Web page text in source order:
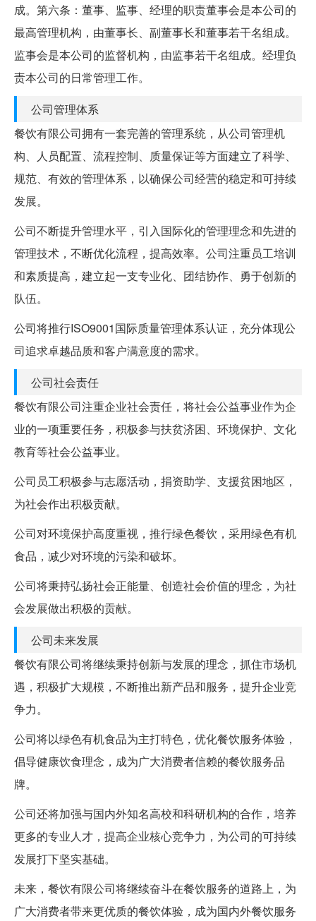
成。第六条：董事、监事、经理的职责董事会是本公司的
最高管理机构，由董事长、副董事长和董事若干名组成。
监事会是本公司的监督机构，由监事若干名组成。经理负
责本公司的日常管理工作。
公司管理体系
餐饮有限公司拥有一套完善的管理系统，从公司管理机
构、人员配置、流程控制、质量保证等方面建立了科学、
规范、有效的管理体系，以确保公司经营的稳定和可持续
发展。
公司不断提升管理水平，引入国际化的管理理念和先进的
管理技术，不断优化流程，提高效率。公司注重员工培训
和素质提高，建立起一支专业化、团结协作、勇于创新的
队伍。
公司将推行ISO9001国际质量管理体系认证，充分体现公
司追求卓越品质和客户满意度的需求。
公司社会责任
餐饮有限公司注重企业社会责任，将社会公益事业作为企
业的一项重要任务，积极参与扶贫济困、环境保护、文化
教育等社会公益事业。
公司员工积极参与志愿活动，捐资助学、支援贫困地区，
为社会作出积极贡献。
公司对环境保护高度重视，推行绿色餐饮，采用绿色有机
食品，减少对环境的污染和破坏。
公司将秉持弘扬社会正能量、创造社会价值的理念，为社
会发展做出积极的贡献。
公司未来发展
餐饮有限公司将继续秉持创新与发展的理念，抓住市场机
遇，积极扩大规模，不断推出新产品和服务，提升企业竞
争力。
公司将以绿色有机食品为主打特色，优化餐饮服务体验，
倡导健康饮食理念，成为广大消费者信赖的餐饮服务品
牌。
公司还将加强与国内外知名高校和科研机构的合作，培养
更多的专业人才，提高企业核心竞争力，为公司的可持续
发展打下坚实基础。
未来，餐饮有限公司将继续奋斗在餐饮服务的道路上，为
广大消费者带来更优质的餐饮体验，成为国内外餐饮服务